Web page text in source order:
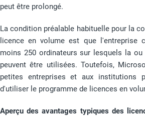
peut être prolongé.
La condition préalable habituelle pour la
licence en volume est que l'entreprise
moins 250 ordinateurs sur lesquels la
peuvent être utilisées. Toutefois,
petites entreprises et aux institutions
d'utiliser le programme de licences en
Aperçu des avantages typiques des